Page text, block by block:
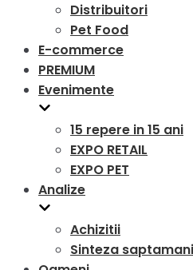
Distribuitori
Pet Food
E-commerce
PREMIUM
Evenimente
15 repere in 15 ani
EXPO RETAIL
EXPO PET
Analize
Achizitii
Sinteza